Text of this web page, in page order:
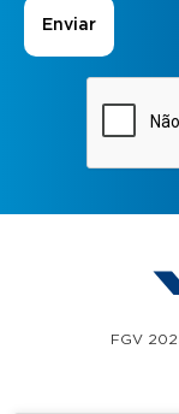
FGV